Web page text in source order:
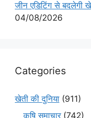
जीन एडिटिंग से
04/08/2026
Categories
खेती की दुनिया (911)
कृषि समाचार(742)